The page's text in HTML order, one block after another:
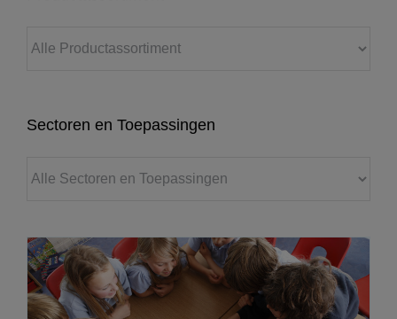
Sectoren en Toepassingen